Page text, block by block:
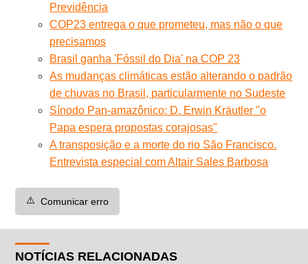
Previdência
COP23 entrega o que prometeu, mas não o que
precisamos
Brasil ganha 'Fóssil do Dia' na COP 23
As mudanças climáticas estão alterando o padrão
de chuvas no Brasil, particularmente no Sudeste
Sínodo Pan-amazônico: D. Erwin Kräutler "o
Papa espera propostas corajosas"
A transposição e a morte do rio São Francisco.
Entrevista especial com Altair Sales Barbosa
⚠️ Comunicar erro
NOTÍCIAS RELACIONADAS